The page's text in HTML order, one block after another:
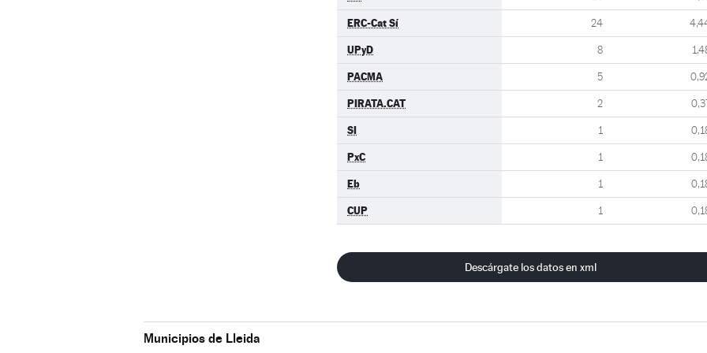
ERC-Cat Sí 24
UPyD 8
PACMA 5
PIRATA.CAT 2
SI 1
PxC 1
Eb 1
CUP 1
Descárgate los datos en xml
Municipios de Lleida